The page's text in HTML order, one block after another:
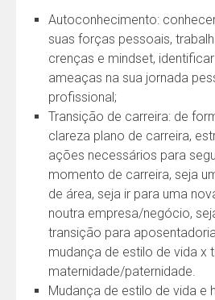
Autoconhecimento:
suas forças pessoais,
crenças e mindset,
ameaças na sua jornada
profissional;
Transição de carreira: de
clareza plano de carreira,
ações necessários para
momento de carreira, seja
de área, seja ir para uma
noutra empresa/negócio,
transição para
mudança de estilo de vida x
maternidade/paternidade.
Mudança de estilo de vida e